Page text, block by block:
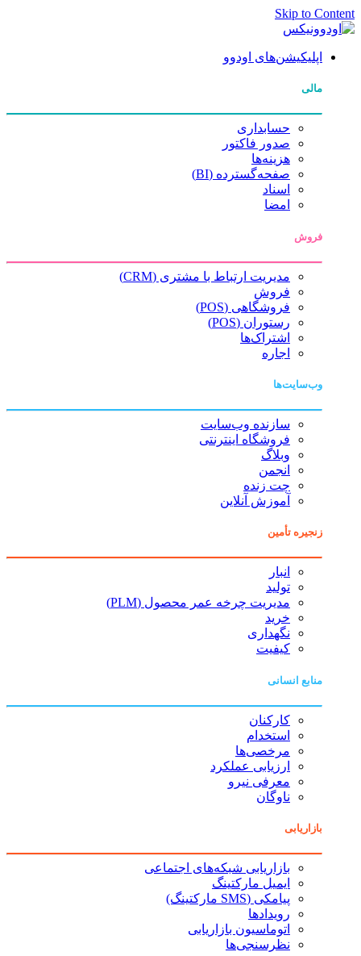
Skip to Content
اپلیکیشن‌های اودوو
مالی
حسابداری
صدور فاکتور
هزینه‌ها
صفحه‌گسترده (BI)
اسناد
امضا
فروش
مدیریت ارتباط با مشتری (CRM)
فروش
فروشگاهی (POS)
رستوران (POS)
اشتراک‌ها
اجاره
وب‌سایت‌ها
سازنده وب‌سایت
فروشگاه اینترنتی
وبلاگ
انجمن
چت زنده
آموزش آنلاین
زنجیره تأمین
انبار
تولید
مدیریت چرخه عمر محصول (PLM)
خرید
نگهداری
کیفیت
منابع انسانی
کارکنان
استخدام
مرخصی‌ها
ارزیابی عملکرد
معرفی نیرو
ناوگان
بازاریابی
بازاریابی شبکه‌های اجتماعی
ایمیل مارکتینگ
پیامکی (SMS مارکتینگ)
رویدادها
اتوماسیون بازاریابی
نظرسنجی‌ها